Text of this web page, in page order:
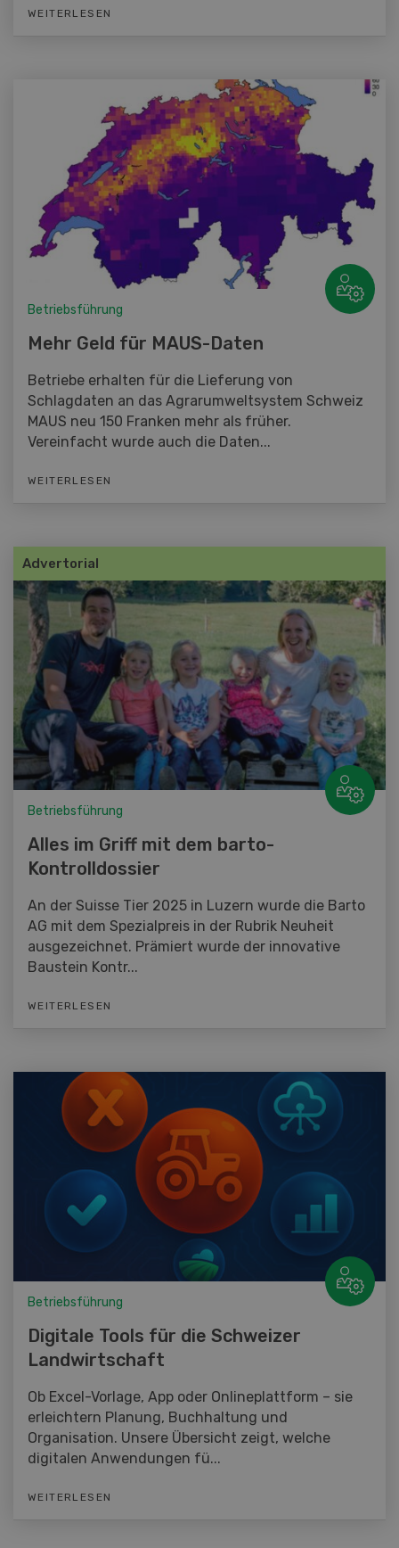
WEITERLESEN
Betriebsführung
Mehr Geld für MAUS-Daten
Betriebe erhalten für die Lieferung von
Schlagdaten an das Agrarumweltsystem Schweiz
MAUS neu 150 Franken mehr als früher.
Vereinfacht wurde auch die Daten...
WEITERLESEN
Advertorial
Betriebsführung
Alles im Griff mit dem barto-
Kontrolldossier
An der Suisse Tier 2025 in Luzern wurde die Barto
AG mit dem Spezialpreis in der Rubrik Neuheit
ausgezeichnet. Prämiert wurde der innovative
Baustein Kontr...
WEITERLESEN
Betriebsführung
Digitale Tools für die Schweizer
Landwirtschaft
Ob Excel-Vorlage, App oder Onlineplattform – sie
erleichtern Planung, Buchhaltung und
Organisation. Unsere Übersicht zeigt, welche
digitalen Anwendungen fü...
WEITERLESEN